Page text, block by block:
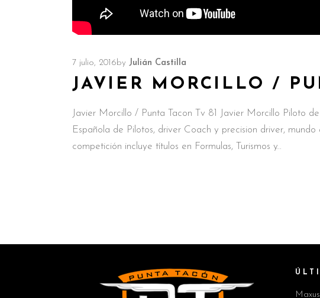
7 julio, 2016 by Julián Castilla
JAVIER MORCILLO /
Javier Morcillo / Punta Tacon Tv 81 Javier Morcillo Piloto
Española de Pilotos, driver Coach y precision driver,
competición incluye títulos en Formulas, Turismos y
Maxus